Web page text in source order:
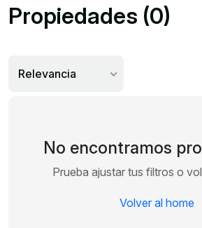
Propiedades (0)
Relevancia
No encontramos
Prueba ajustar tus filtros o
Volver al home